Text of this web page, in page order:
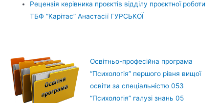
Рецензія керівника проєктів відділу проєктної роботи
ТБФ “Карітас” Анастасії ГУРСЬКОЇ
Освітньо-професійна програма
“Психологія” першого рівня вищої
освіти за спеціальністю 053
“Психологія” галузі знань 05